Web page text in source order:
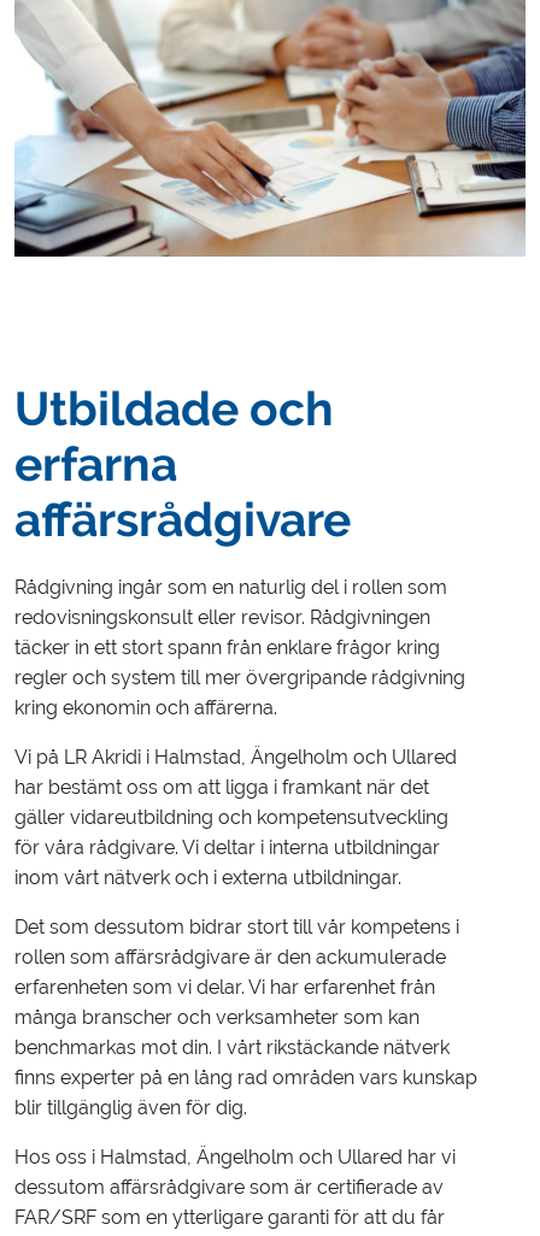
Utbildade och
erfarna
affärsrådgivare
Rådgivning ingår som en naturlig del i rollen som
redovisningskonsult eller revisor. Rådgivningen
täcker in ett stort spann från enklare frågor kring
regler och system till mer övergripande rådgivning
kring ekonomin och affärerna.
Vi på LR Akridi i Halmstad, Ängelholm och Ullared
har bestämt oss om att ligga i framkant när det
gäller vidareutbildning och kompetensutveckling
för våra rådgivare. Vi deltar i interna utbildningar
inom vårt nätverk och i externa utbildningar.
Det som dessutom bidrar stort till vår kompetens i
rollen som affärsrådgivare är den ackumulerade
erfarenheten som vi delar. Vi har erfarenhet från
många branscher och verksamheter som kan
benchmarkas mot din. I vårt rikstäckande nätverk
finns experter på en lång rad områden vars kunskap
blir tillgänglig även för dig.
Hos oss i Halmstad, Ängelholm och Ullared har vi
dessutom affärsrådgivare som är certifierade av
FAR/SRF som en ytterligare garanti för att du får